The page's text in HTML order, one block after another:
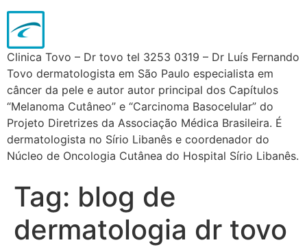
Clinica Tovo – Dr tovo tel 3253 0319 – Dr Luís Fernando
Tovo dermatologista em São Paulo especialista em
câncer da pele e autor autor principal dos Capítulos
“Melanoma Cutâneo” e “Carcinoma Basocelular” do
Projeto Diretrizes da Associação Médica Brasileira. É
dermatologista no Sírio Libanês e coordenador do
Núcleo de Oncologia Cutânea do Hospital Sírio Libanês.
Tag: blog de
dermatologia dr tovo